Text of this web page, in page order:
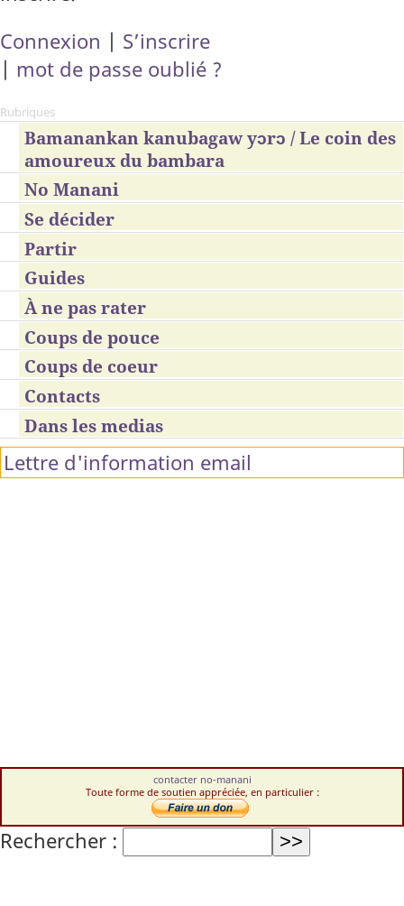
Connexion | S’inscrire
| mot de passe oublié ?
Rubriques
Bamanankan kanubagaw yɔrɔ / Le coin des
amoureux du bambara
No Manani
Se décider
Partir
Guides
À ne pas rater
Coups de pouce
Coups de coeur
Contacts
Dans les medias
Lettre d'information email
contacter no-manani
Toute forme de soutien appréciée, en particulier :
Rechercher :